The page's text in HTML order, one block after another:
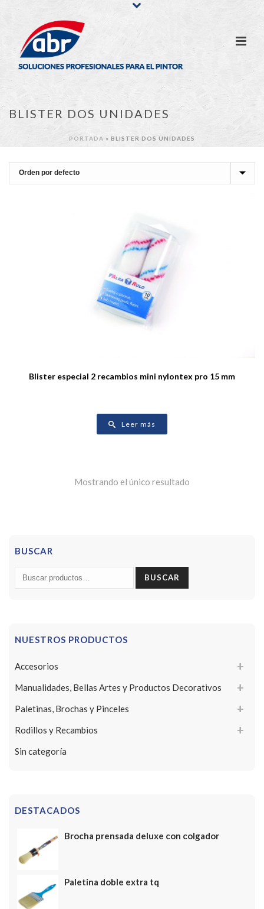
BLISTER DOS UNIDADES
PORTADA » BLISTER DOS UNIDADES
Blister especial 2 recambios mini nylontex pro 15 mm
Leer más
Mostrando el único resultado
BUSCAR
Buscar
por:
BUSCAR
NUESTROS PRODUCTOS
Accesorios
Manualidades, Bellas Artes y Productos Decorativos
Paletinas, Brochas y Pinceles
Rodillos y Recambios
Sin categoría
DESTACADOS
Brocha prensada deluxe con colgador
Paletina doble extra tq